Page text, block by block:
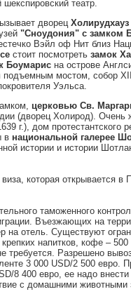
театр.
дворец
"Сноудония" с замком
Вэйл оф Нит близ
стоит посмотреть замок
Боумарис на острове
мостом, собор
Уэльса.
церковью Св.
(дворец Холирод).
г.), дом
в национальной галерее
истории и истории
которая открывается в
таможенного
Въезжающих на
на отель. Существуют
напитков, кофе –
требуется. Разрешено
3 000 USD/2 500 евро.
8 400 евро, ее надо
с домашними животными